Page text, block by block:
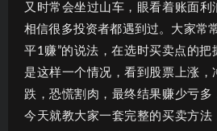
又时常会坐过山车，眼看着账面
相信很多投资者都遇到过。大家常
平1赚”的说法，在选时买卖点的
是这样一个情况，看到股票上涨，
跌，恐慌割肉，最终结果赚少亏多
今天就教大家一套完整的买卖方法